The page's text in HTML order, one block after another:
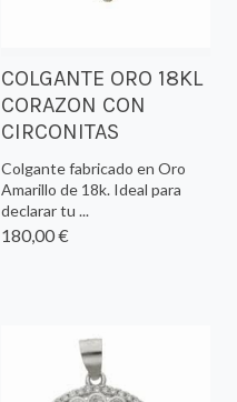
COLGANTE ORO 18KL
CORAZON CON
CIRCONITAS
Colgante fabricado en Oro
Amarillo de 18k. Ideal para
declarar tu ...
180,00 €